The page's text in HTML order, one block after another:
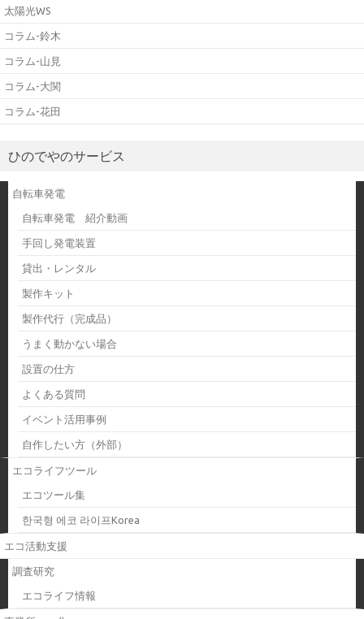
太陽光WS
コラム-鈴木
コラム-山見
コラム-大関
コラム-花田
ひのでやのサービス
自転車発電
自転車発電 紹介動画
手回し発電装置
貸出・レンタル
製作キット
製作代行（完成品）
うまく動かない場合
設置の仕方
よくある質問
イベント活用事例
自作したい方（外部）
エコライフツール
エコツール集
한국형 에코 라이프Korea
エコ活動支援
調査研究
エコライフ情報